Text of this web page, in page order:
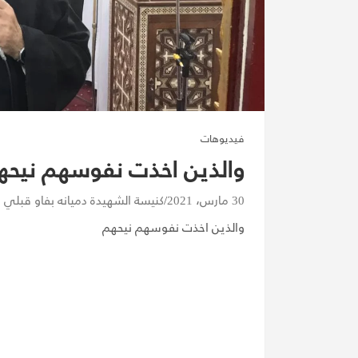
فيديوهات
والذين اخذت نفوسهم
30 مارس، 2021
كنيسة الشهيدة دميانه بفاو قبلي
والذين اخذت نفوسهم نيحهم